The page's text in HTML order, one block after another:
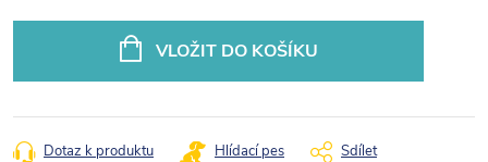
VLOŽIT DO KOŠÍKU
Dotaz k produktu Hlídací pes Sdílet